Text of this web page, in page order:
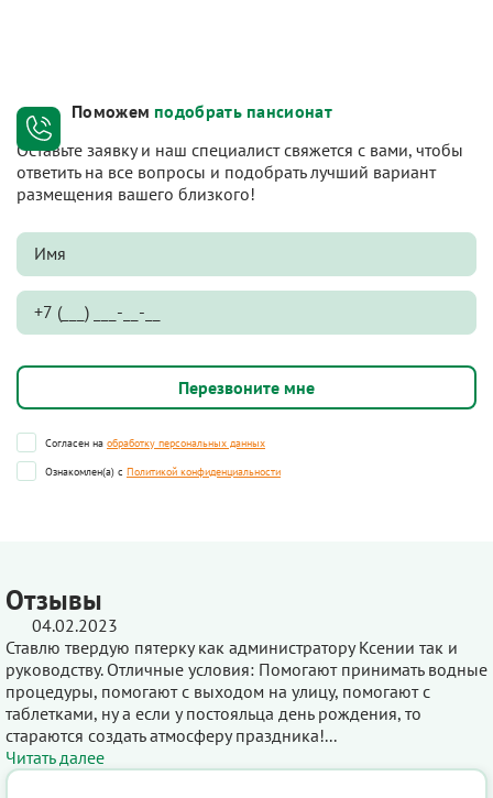
Поможем подобрать пансионат
Оставьте заявку и наш специалист свяжется с вами, чтобы
ответить на все вопросы и подобрать лучший вариант
размещения вашего близкого!
Согласен на обработку персональных данных
Ознакомлен(а) с Политикой конфиденциальности
Отзывы
04.02.2023
Ставлю твердую пятерку как администратору Ксении так и
руководству. Отличные условия: Помогают принимать водные
процедуры, помогают с выходом на улицу, помогают с
таблетками, ну а если у постояльца день рождения, то
стараются создать атмосферу праздника!...
Читать далее